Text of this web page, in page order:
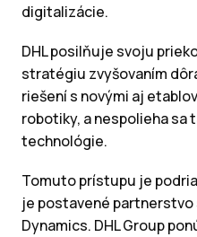
digitalizácie.
DHL posilňuje svoju
stratégiu zvyšovaním
riešení s novými aj
robotiky, a nespolieha sa
technológie.
Tomuto prístupu je
je postavené partnerstvo
Dynamics. DHL Group